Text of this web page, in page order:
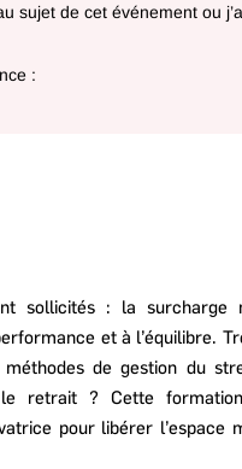
sujet de cet événement ou
:
sollicités : la
et à l’équilibre.
de gestion du
le retrait ? Cette
pour libérer l’espace